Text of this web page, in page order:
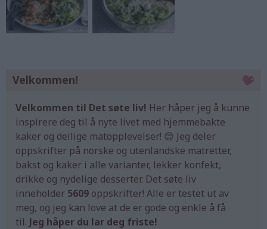
Velkommen!
Velkommen til Det søte liv! Her håper jeg å kunne
inspirere deg til å nyte livet med hjemmebakte
kaker og deilige matopplevelser! 😊 Jeg deler
oppskrifter på norske og utenlandske matretter,
bakst og kaker i alle varianter, lekker konfekt,
drikke og nydelige desserter. Det søte liv
inneholder 5609 oppskrifter! Alle er testet ut av
meg, og jeg kan love at de er gode og enkle å få
til. Jeg håper du lar deg friste!